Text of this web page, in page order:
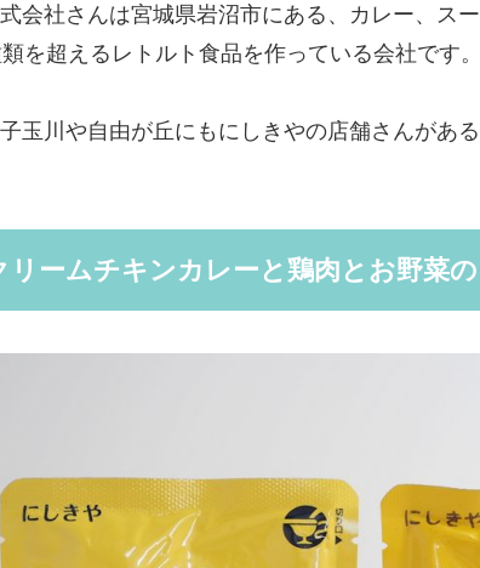
会社さんは宮城県岩沼市にある、カレー、ス
を超えるレトルト食品を作っている会社です。
玉川や自由が丘にもにしきやの店舗さんがあ
リームチキンカレーと鶏肉とお野菜